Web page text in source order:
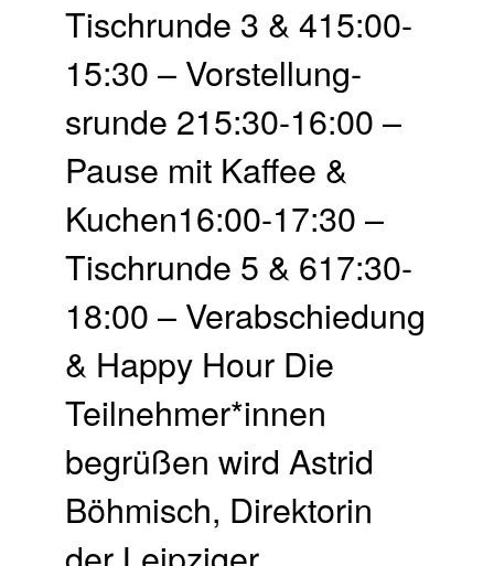
Tisch­runde 3 & 415:00-
15:30 – Vor­stellung­
srunde 215:30-16:00 –
Pause mit Kaffee &
Kuchen16:00-17:30 –
Tisch­runde 5 & 617:30-
18:00 – Ver­abschie­dung
& Happy Hour Die
Teilnehmer*innen
begrüßen wird Astrid
Böhmisch, Direktorin